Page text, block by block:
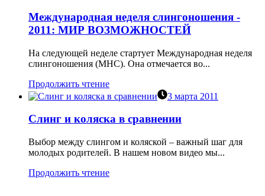
Международная неделя слингоношения -
2011: МИР ВОЗМОЖНОСТЕЙ
На следующей неделе стартует Международная неделя
слингоношения (МНС). Она отмечается во...
Продолжить чтение
3 марта 2011
Слинг и коляска в сравнении
Выбор между слингом и коляской – важный шаг для
молодых родителей. В нашем новом видео мы...
Продолжить чтение